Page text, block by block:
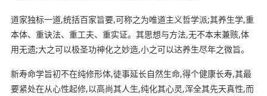
道家独标一道,统括百家旨要,可称之为唯道主义哲学派;其养生学,重
本体、重诀法、重工夫、重实证。其思想与方法,无不本末兼赅,体
用无遗;大之可以极圣功神化之妙造,小之可以达养生尽年之微旨。
新寿命学旨初不在纯修形体,徒事延长自然生命,得个健康长寿,其最
要紧处在从心性起修,以高尚其人生,纯化其心灵,浑全其先天真性,而